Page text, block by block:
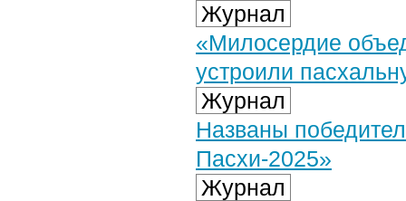
Журнал
«Милосердие
устроили
Журнал
Названы
Пасхи-2025»
Журнал